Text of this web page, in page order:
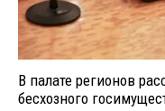
В палате регионов
бесхозного